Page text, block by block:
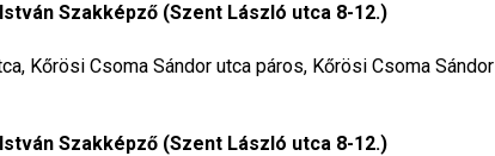
Szakképző (Szent László utca 8-12.)
Kőrösi Csoma Sándor utca páros, Kőrösi Csoma Sándor
Szakképző (Szent László utca 8-12.)